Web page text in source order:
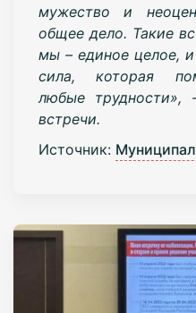
мужество и
общее дело. Такие
мы – единое целое,
сила, которая
любые трудности»,
встречи.
Источник: